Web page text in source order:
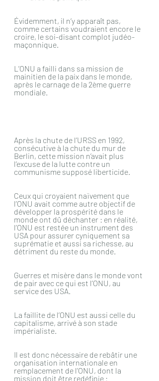
Évidemment, il n’y apparaît pas,
comme certains voudraient encore le
croire, le soi-disant complot judéo-
maçonnique.
L’ONU a failli dans sa mission de
mainitien de la paix dans le monde,
après le carnage de la 2ème guerre
mondiale.
Après la chute de l’URSS en 1992,
consécutive à la chute du mur de
Berlin, cette mission n’avait plus
l’excuse de la lutte contre un
communisme supposé liberticide.
Ceux qui croyaient naïvement que
l’ONU avait comme autre objectif de
développer la prospérité dans le
monde ont dû déchanter : en réalité,
l’ONU est restée un instrument des
USA pour assurer cyniquement sa
suprématie et aussi sa richesse, au
détriment du reste du monde.
Guerres et misère dans le monde vont
de pair avec ce qui est l’ONU, au
service des USA.
La faillite de l’ONU est aussi celle du
capitalisme, arrivé à son stade
impérialiste.
Il est donc nécessaire de rebâtir une
organisation internationale en
remplacement de l’ONU, dont la
mission doit être redéfinie :